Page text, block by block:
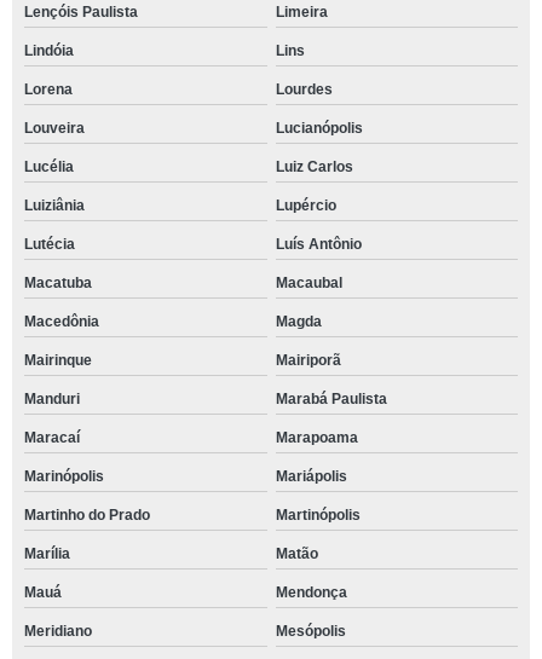
Lençóis Paulista Limeira
Lindóia Lins
Lorena Lourdes
Louveira Lucianópolis
Lucélia Luiz Carlos
Luiziânia Lupércio
Lutécia Luís Antônio
Macatuba Macaubal
Macedônia Magda
Mairinque Mairiporã
Manduri Marabá Paulista
Maracaí Marapoama
Marinópolis Mariápolis
Martinho do Prado Martinópolis
Marília Matão
Mauá Mendonça
Meridiano Mesópolis